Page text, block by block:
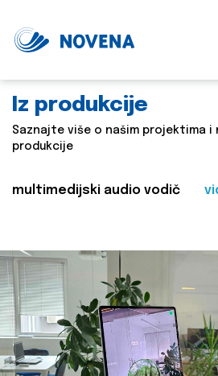
Iz produkcije
Saznajte više o našim projektima i
produkcije
multimedijski audio vodič